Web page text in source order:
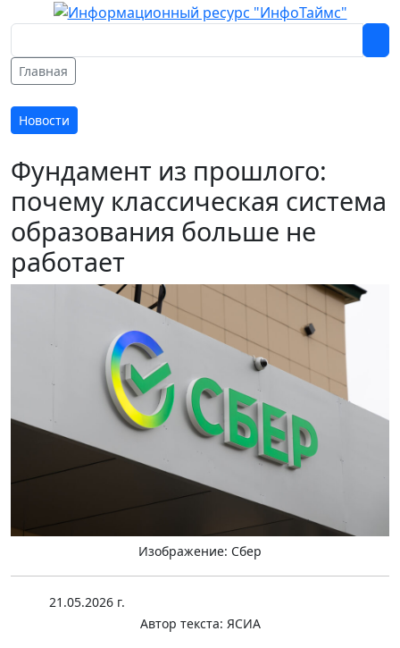
Главная
Новости
Фундамент из прошлого:
почему классическая система
образования больше не
работает
Изображение: Сбер
21.05.2026 г.
Автор текста: ЯСИА